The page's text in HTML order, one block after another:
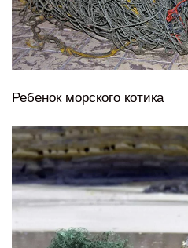
Ребенок морского котика